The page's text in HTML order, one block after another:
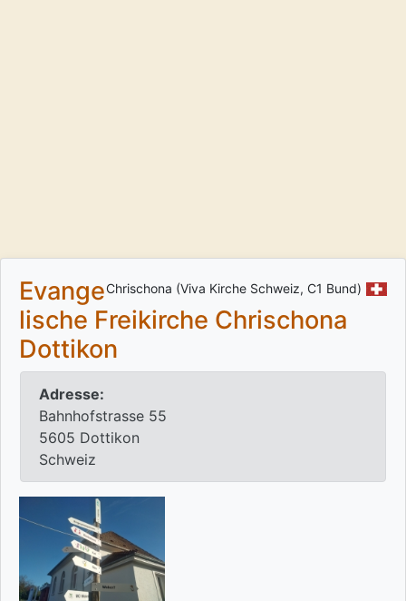
Chrischona (Viva Kirche Schweiz, C1 Bund)
Evange
lische Freikirche Chrischona
Dottikon
Adresse:
Bahnhofstrasse 55
5605 Dottikon
Schweiz